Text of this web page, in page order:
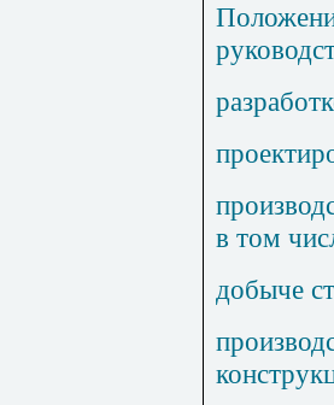
в том
добыче